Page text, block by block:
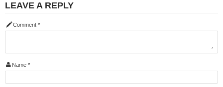
LEAVE A REPLY
Comment *
Name *